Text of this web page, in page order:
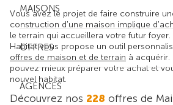
MAISONS
OFFRES
AGENCES
Vous avez le projet de faire construire
construction d'une maison implique
le terrain qui accueillera votre futur
Habitat vous propose un outil
offres de maison et de terrain à
pouvez mieux préparer votre achat et
nouvel habitat.
Découvrez nos 228 offres de